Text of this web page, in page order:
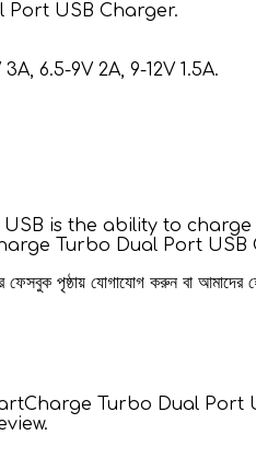
Port USB Charger.
6.5-9V 2A, 9-12V 1.5A.
is the ability to
Turbo Dual Port
ফেসবুক পৃষ্ঠায় যোগাযোগ করুন বা
Turbo Dual Port